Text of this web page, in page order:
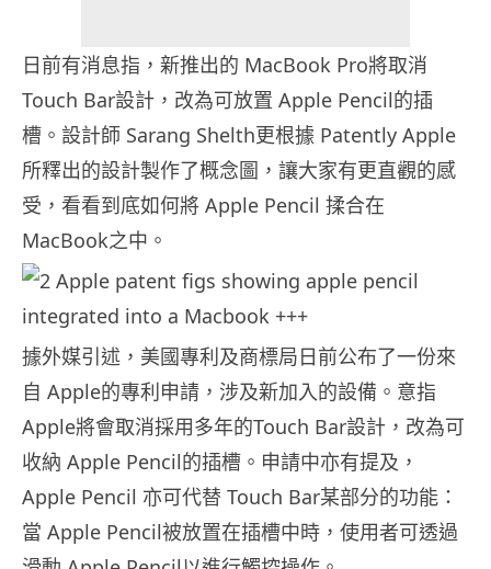
日前有消息指，新推出的 MacBook Pro將取消
Touch Bar設計，改為可放置 Apple Pencil的插
槽。設計師 Sarang Shelth更根據 Patently Apple
所釋出的設計製作了概念圖，讓大家有更直觀的感
受，看看到底如何將 Apple Pencil 揉合在
MacBook之中。
據外媒引述，美國專利及商標局日前公布了一份來
自 Apple的專利申請，涉及新加入的設備。意指
Apple將會取消採用多年的Touch Bar設計，改為可
收納 Apple Pencil的插槽。申請中亦有提及，
Apple Pencil 亦可代替 Touch Bar某部分的功能：
當 Apple Pencil被放置在插槽中時，使用者可透過